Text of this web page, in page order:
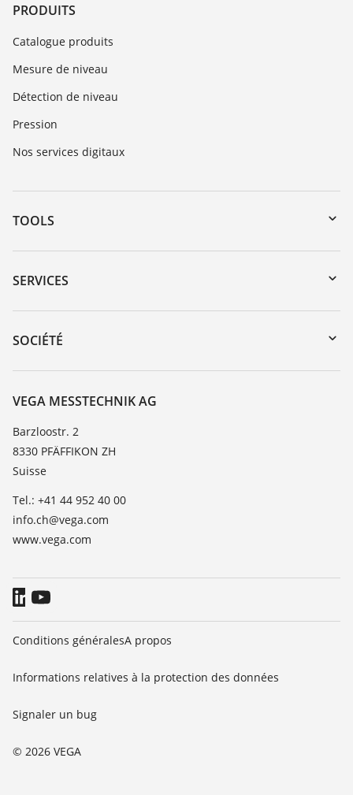
PRODUITS
Catalogue produits
Mesure de niveau
Détection de niveau
Pression
Nos services digitaux
TOOLS
Téléchargements
Recherche par numéro de série
DTM Collection/PACTware
SERVICES
Retour d'appareil
Formations
TeamViewer
SOCIÉTÉ
À propos de VEGA
Contact
News
Presse
Blog
VEGA MESSTECHNIK AG
Barzloostr. 2
8330 PFÄFFIKON ZH
Suisse
Tel.: +41 44 952 40 00
info.ch@vega.com
www.vega.com
© 2026 VEGA
Conditions généralesA propos
Informations relatives à la protection des données
Signaler un bug